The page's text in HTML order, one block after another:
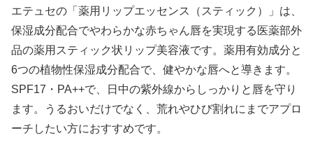
エテュセの「薬用リップエッセンス（スティック）」は、
保湿成分配合でやわらかな赤ちゃん唇を実現する医薬部外
品の薬用スティック状リップ美容液です。薬用有効成分と
6つの植物性保湿成分配合で、健やかな唇へと導きます。
SPF17・PA++で、日中の紫外線からしっかりと唇を守り
ます。うるおいだけでなく、荒れやひび割れにまでアプロ
ーチしたい方におすすめです。